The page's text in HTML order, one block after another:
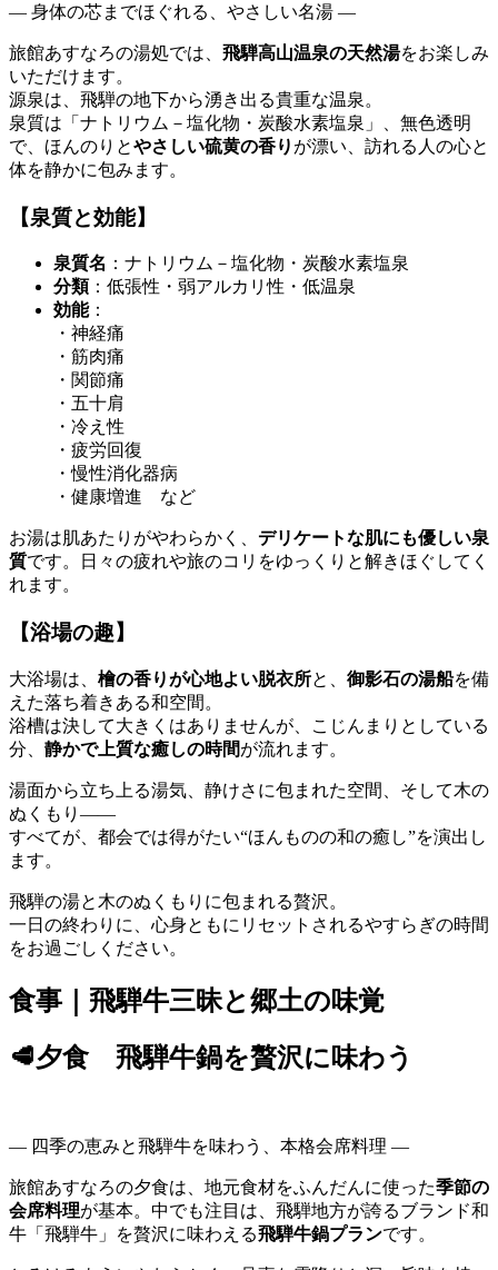
― 身体の芯までほぐれる、やさしい名湯 ―
旅館あすなろの湯処では、 飛騨高山温泉の天然湯をお楽しみ
いただけます。
源泉は、飛騨の地下から湧き出る貴重な温泉。
泉質は「ナトリウム－塩化物・炭酸水素塩泉」、無色透明
で、ほんのりとやさしい硫黄の香り が漂い、訪れる人の心と
体を静かに包みます。
【泉質と効能】
泉質名 ：ナトリウム－塩化物・炭酸水素塩泉
分類：低張性・弱アルカリ性・低温泉
効能：
・神経痛
・筋肉痛
・関節痛
・五十肩
・冷え性
・疲労回復
・慢性消化器病
・健康増進 など
お湯は肌あたりがやわらかく、 デリケートな肌にも優しい泉
質です。日々の疲れや旅のコリをゆっくりと解きほぐしてく
れます。
【浴場の趣】
大浴場は、 檜の香りが心地よい脱衣所と、 御影石の湯船を備
えた落ち着きある和空間。
浴槽は決して大きくはありませんが、こじんまりとしている
分、 静かで上質な癒しの時間が流れます。
湯面から立ち上る湯気、静けさに包まれた空間、そして木の
ぬくもり——
すべてが、都会では得がたい“ほんものの和の癒し”を演出し
ます。
飛騨の湯と木のぬくもりに包まれる贅沢。
一日の終わりに、心身ともにリセットされるやすらぎの時間
をお過ごしください。
食事｜飛騨牛三昧と郷土の味覚
🥩夕食 飛騨牛鍋を贅沢に味わう
― 四季の恵みと飛騨牛を味わう、本格会席料理 ―
旅館あすなろの夕食は、地元食材をふんだんに使った季節の
会席料理が基本。中でも注目は、飛騨地方が誇るブランド和
牛「飛騨牛」を贅沢に味わえる飛騨牛鍋プランです。